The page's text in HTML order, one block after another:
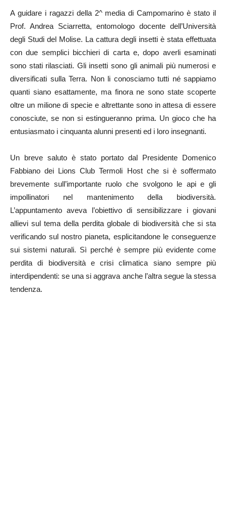
A guidare i ragazzi della 2^ media di Campomarino è stato il
Prof. Andrea Sciarretta, entomologo docente dell’Università
degli Studi del Molise. La cattura degli insetti è stata effettuata
con due semplici bicchieri di carta e, dopo averli esaminati
sono stati rilasciati. Gli insetti sono gli animali più numerosi e
diversificati sulla Terra. Non li conosciamo tutti né sappiamo
quanti siano esattamente, ma finora ne sono state scoperte
oltre un milione di specie e altrettante sono in attesa di essere
conosciute, se non si estingueranno prima. Un gioco che ha
entusiasmato i cinquanta alunni presenti ed i loro insegnanti.
Un breve saluto è stato portato dal Presidente Domenico
Fabbiano dei Lions Club Termoli Host che si è soffermato
brevemente sull’importante ruolo che svolgono le api e gli
impollinatori nel mantenimento della biodiversità.
L’appuntamento aveva l’obiettivo di sensibilizzare i giovani
allievi sul tema della perdita globale di biodiversità che si sta
verificando sul nostro pianeta, esplicitandone le conseguenze
sui sistemi naturali. Sì perché è sempre più evidente come
perdita di biodiversità e crisi climatica siano sempre più
interdipendenti: se una si aggrava anche l’altra segue la stessa
tendenza.